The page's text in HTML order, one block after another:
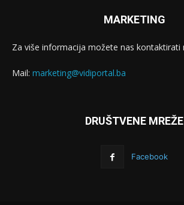
MARKETING
Za više informacija možete nas kontaktirati
Mail: marketing@vidiportal.ba
DRUŠTVENE MREŽE
Facebook